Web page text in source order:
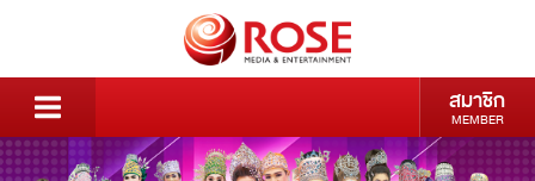
สมาชิก
MEMBER